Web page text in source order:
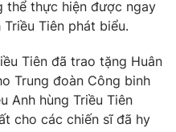
điện tử số 483/GP-BTTTT
Hạnh, Phạm Quốc Thắng,
355 932
thể thực hiện được ngay
Tiên phát biểu.
Tiên đã trao tặng Huân
Trung đoàn Công binh
Anh hùng Triều Tiên
cho các chiến sĩ đã hy